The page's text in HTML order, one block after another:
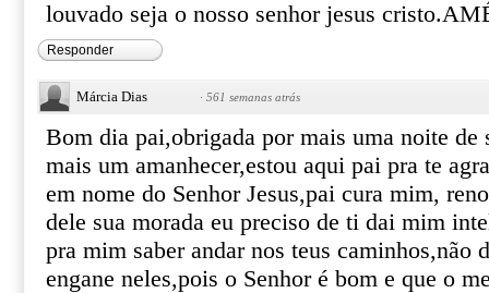
louvado seja o nosso senhor jesus
Responder
Márcia Dias · 561 semanas atrás
Bom dia pai,obrigada por mais uma noite de
mais um amanhecer,estou aqui pai pra te
em nome do Senhor Jesus,pai cura mim,
dele sua morada eu preciso de ti dai mim
pra mim saber andar nos teus caminhos,não
engane neles,pois o Senhor é bom e que o